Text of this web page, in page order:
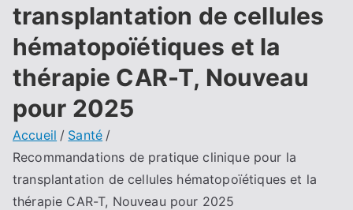
transplantation de cellules
hématopoïétiques et la
thérapie CAR-T, Nouveau
pour 2025
Accueil
Santé
Recommandations de pratique clinique pour la
transplantation de cellules hématopoïétiques et la
thérapie CAR-T, Nouveau pour 2025